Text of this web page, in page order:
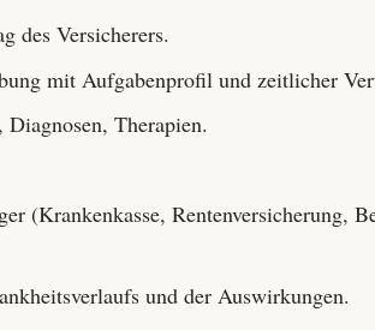
des Versicherers.
mit Aufgaben­profil und zeitlicher
Therapien.
(Krankenkasse, Rentenversicherung,
und der Auswirkungen.